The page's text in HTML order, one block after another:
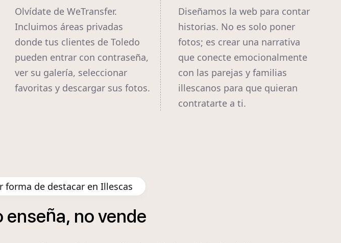
Olvídate de WeTransfer.
Incluimos áreas privadas
donde tus clientes de Toledo
pueden entrar con contraseña,
ver su galería, seleccionar
favoritas y descargar sus fotos.
Diseñamos la web para contar
historias. No es solo poner
fotos; es crear una narrativa
que conecte emocionalmente
con las parejas y familias
illescanos para que quieran
contratarte a ti.
forma de destacar en Illescas
enseña, novende